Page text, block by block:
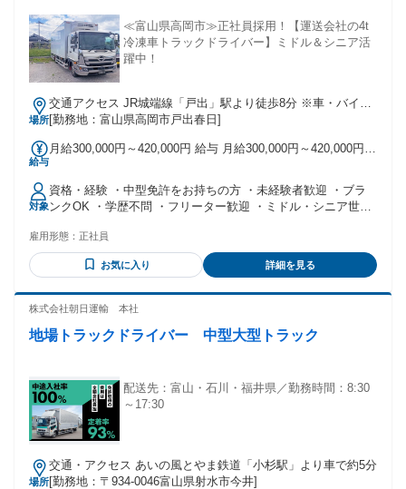
≪富山県高岡市≫正社員採用！【運送会社の4t
冷凍車トラックドライバー】ミドル＆シニア活
躍中！
場所
交通アクセス JR城端線「戸出」駅より徒歩8分 ※車・バイク
通勤OK（無料駐車場あり）
[勤務地：富山県高岡市戸出春日]
給与
月給300,000円～420,000円 給与 月給300,000円～420,000円
事故手当（月1万円＋年末別途支給） ・資格手当 ・深夜手当
・残業手当 モデル年収 入社5年目（38歳）：年収470万円 入
社12年目（46歳）：年収480万円
対象
資格・経験 ・中型免許をお持ちの方 ・未経験者歓迎 ・ブラ
ンクOK ・学歴不問 ・フリーター歓迎 ・ミドル・シニア世代
です。
雇用形態： 正社員
お気に入り 詳細を見る
株式会社朝日運輸 本社
地場トラックドライバー 中型大型トラック
配送先：富山・石川・福井県／勤務時間：8:30
～17:30
場所
交通・アクセス あいの風とやま鉄道「小杉駅」より車で約5分
[勤務地：〒934-0046富山県射水市今井]